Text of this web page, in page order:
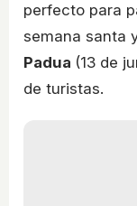
perfecto para
semana santa
Padua (13 de
de turistas.